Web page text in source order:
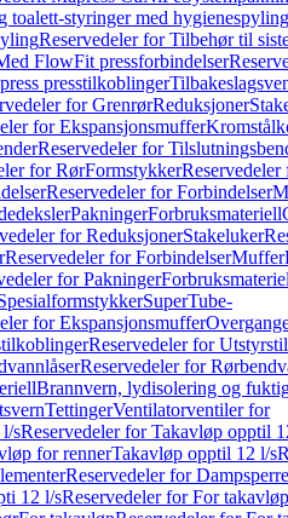
toalett-styringer med hygienespyling
Reservedeler for Tilbehør til
FlowFit pressforbindelser
presstilkoblinger
for GrenrørReduksjoner
for Ekspansjonsmuffer
Reservedeler for
for RørFormstykker
Reservedeler for Forbindelser
PakningerForbruksmateriell
for ReduksjonerStakeluker
Reservedeler for ForbindelserMuffer
for Pakninger
SuperTube-
for Ekspansjonsmuffer
Reservedeler for
Reservedeler for
Brannvern, lydisolering og
TettingerVentilatorventiler for
sReservedeler for Takavløp opptil
for rennerTakavløp opptil 12 l/s
Reservedeler for
12 l/sReservedeler for For